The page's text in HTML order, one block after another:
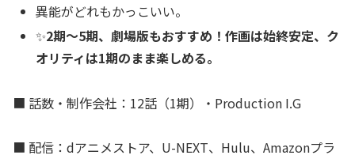
異能がどれもかっこいい。
✨2期～5期、劇場版もおすすめ！作画は始終安定、ク
オリティは1期のまま楽しめる。
■ 話数・制作会社：12話（1期）・Production I.G
■ 配信：dアニメストア、U-NEXT、Hulu、Amazonプラ